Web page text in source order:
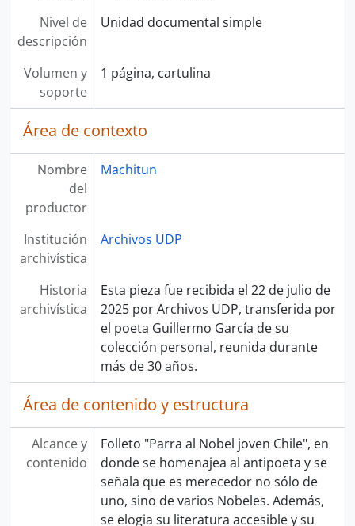
Nivel de
descripción
Unidad documental simple
Volumen y
soporte
1 página, cartulina
Área de contexto
Nombre
del
productor
Machitun
Institución
archivística
Archivos UDP
Historia
archivística
Esta pieza fue recibida el 22 de julio de
2025 por Archivos UDP, transferida por
el poeta Guillermo García de su
colección personal, reunida durante
más de 30 años.
Área de contenido y estructura
Alcance y
contenido
Folleto "Parra al Nobel joven Chile", en
donde se homenajea al antipoeta y se
señala que es merecedor no sólo de
uno, sino de varios Nobeles. Además,
se elogia su literatura accesible y su